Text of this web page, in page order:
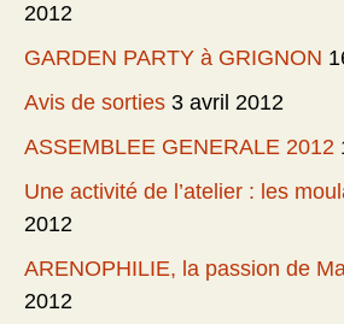
2012
GARDEN PARTY à GRIGNON
Avis de sorties 3 avril 2012
ASSEMBLEE GENERALE 2012
Une activité de l’atelier : les
2012
ARENOPHILIE, la passion de
2012